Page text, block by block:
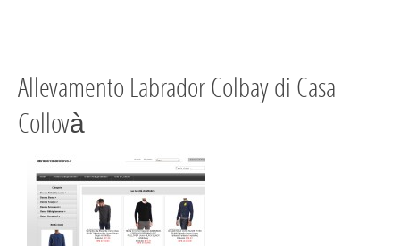
Allevamento Labrador Colbay di Casa
Collovà